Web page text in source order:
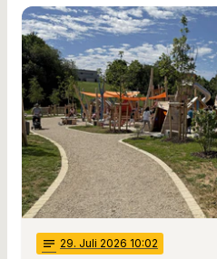
notes 29. Juli 2026 10:02